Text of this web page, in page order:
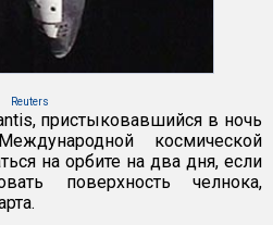
Reuters
пристыковавшийся в ночь
космической
на орбите на два дня, если
поверхность челнока,